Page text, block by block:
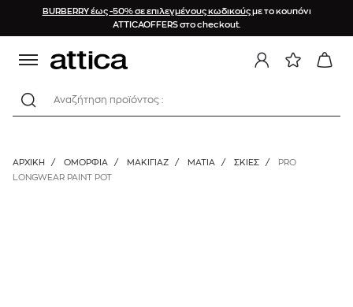
BURBERRY έως -50% σε επιλεγμένους κωδικούςμε το κουπόνι
ATTICAOFFERS στο checkout.
Αναζήτηση προϊόντος :
ΑΡΧΙΚΉ / ΟΜΟΡΦΙΑ / ΜΑΚΙΓΙΑΖ / ΜΆΤΙΑ / ΣΚΙΈΣ /
PRO
LONGWEAR PAINT POT